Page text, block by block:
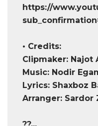
https://
• Credits:
Clipmaker: Najot
Music: Nodir
Lyrics: Shaxboz
Arranger: Sardor